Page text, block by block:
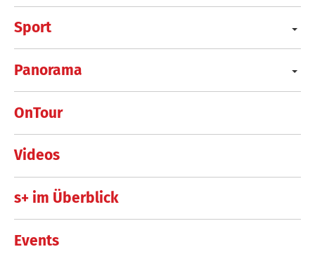
Sport
Panorama
OnTour
Videos
s+ im Überblick
Events